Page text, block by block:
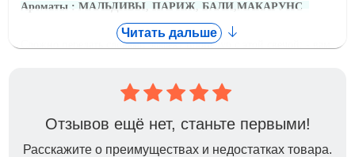
Ароматы : МАЛЬДИВЫ, ПАРИЖ, БАЛИ,МАКАРУНС
Сложно передать словами эффект процедур с этой
что клиент точно захочет ее купить себе в домашний уход
Итак , что это за такая УМНАЯ свеча???
Читать дальше
Отзывов ещё нет, станьте первыми!
Расскажите о преимуществах и недостатках товара.